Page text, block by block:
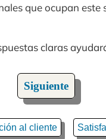
que ocupan
claras
Siguiente
al cliente